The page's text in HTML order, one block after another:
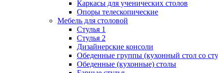
Каркасы для ученических столов
Опоры телескопические
Мебель для столовой
Стулья 1
Стулья 2
Дизайнерские консоли
Обеденные группы (кухонный стол со
Обеденные (кухонные) столы